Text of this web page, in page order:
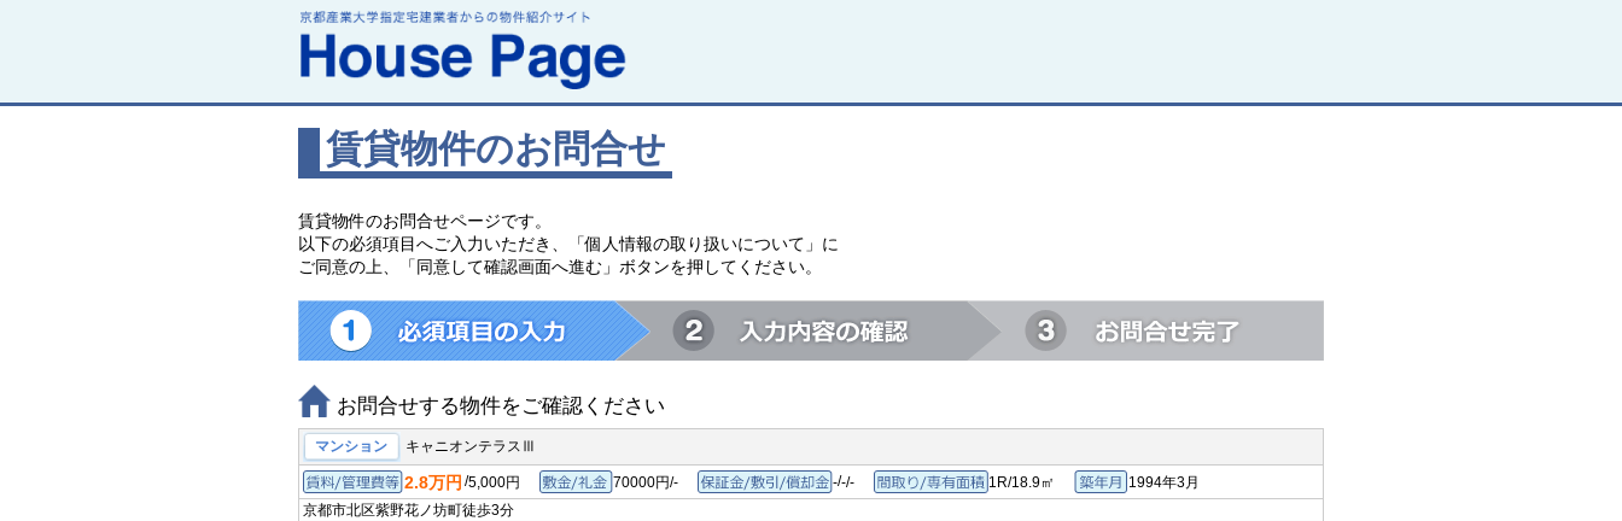
賃貸物件のお問合せ
賃貸物件のお問合せページです。
以下の必須項目へご入力いただき、「個人情報の取り扱いについて」に
ご同意の上、「同意して確認画面へ進む」ボタンを押してください。
お問合せする物件をご確認ください
マンション キャニオンテラスⅢ
賃料/管理費等
2.8万円 /5,000円 敷金/礼金
70000円/- 保証金/敷引/償却金
-/-/- 間取り/専有面積
1R/18.9㎡ 築年月
1994年3月
京都市北区紫野花ノ坊町徒歩3分